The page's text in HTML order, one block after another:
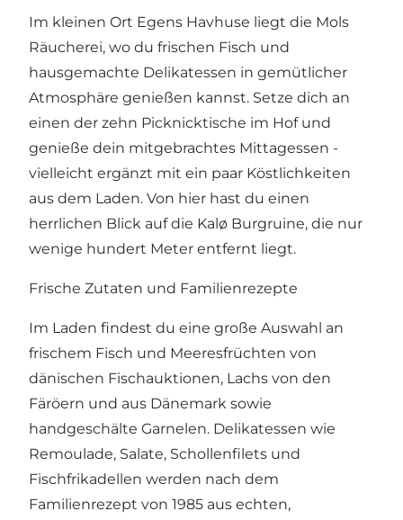
Im kleinen Ort Egens Havhuse liegt die Mols
Räucherei, wo du frischen Fisch und
hausgemachte Delikatessen in gemütlicher
Atmosphäre genießen kannst. Setze dich an
einen der zehn Picknicktische im Hof und
genieße dein mitgebrachtes Mittagessen -
vielleicht ergänzt mit ein paar Köstlichkeiten
aus dem Laden. Von hier hast du einen
herrlichen Blick auf die Kalø Burgruine, die nur
wenige hundert Meter entfernt liegt.
Frische Zutaten und Familienrezepte
Im Laden findest du eine große Auswahl an
frischem Fisch und Meeresfrüchten von
dänischen Fischauktionen, Lachs von den
Färöern und aus Dänemark sowie
handgeschälte Garnelen. Delikatessen wie
Remoulade, Salate, Schollenfilets und
Fischfrikadellen werden nach dem
Familienrezept von 1985 aus echten,